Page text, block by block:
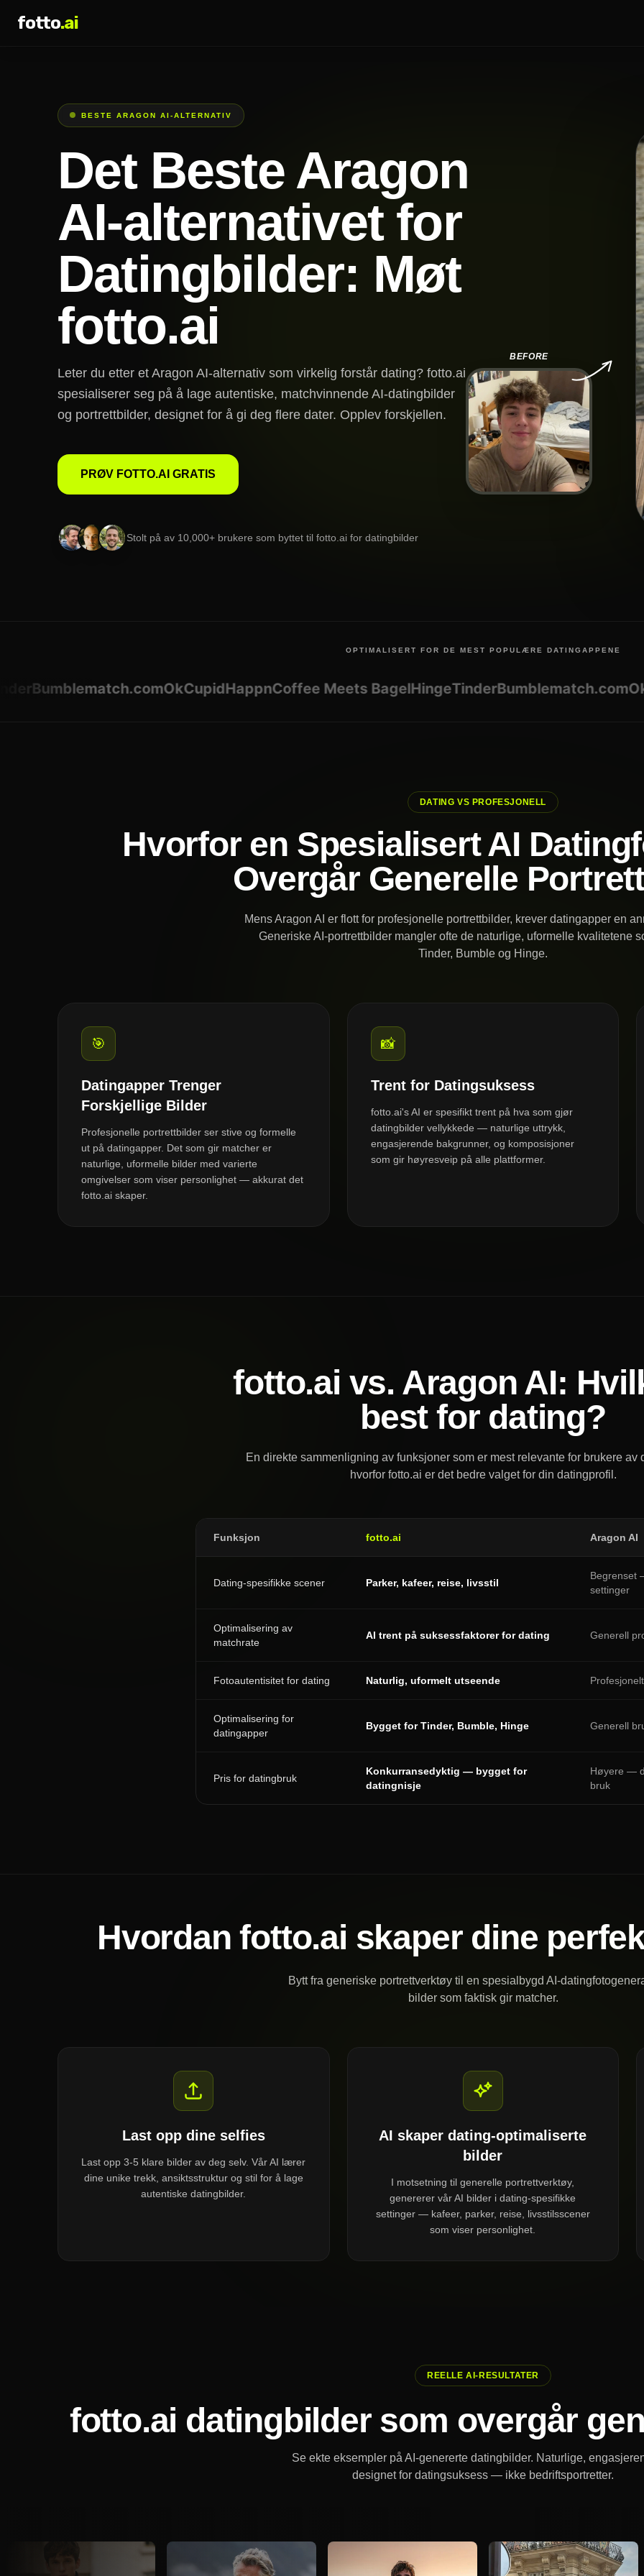
fotto.ai
BESTE ARAGON AI-ALTERNATIV
Det Beste Aragon
AI-alternativet for
Datingbilder: Møt
fotto.ai
Leter du etter et Aragon AI-alternativ som virkelig forstår dating? fotto.ai
spesialiserer seg på å lage autentiske, matchvinnende AI-datingbilder
og portrettbilder, designet for å gi deg flere dater. Opplev forskjellen.
PRØV FOTTO.AI GRATIS
Stolt på av 10,000+ brukere som byttet til fotto.ai for datingbilder
BEFORE
OPTIMALISERT FOR DE MEST POPULÆRE DATINGAPPENE
Bumblematch.comOkCupidHappnCoffee Meets BagelHingeTinderBumblematch.com
DATING VS PROFESJONELL
Hvorfor en Spesialisert AI
Overgår Generelle
Mens Aragon AI er flott for profesjonelle portrettbilder, krever datingapper en
Generiske AI-portrettbilder mangler ofte de naturlige, uformelle kvalitetene
Tinder, Bumble og Hinge.
🎯
Datingapper Trenger
Forskjellige Bilder
Profesjonelle portrettbilder ser stive og formelle
ut på datingapper. Det som gir matcher er
naturlige, uformelle bilder med varierte
omgivelser som viser personlighet — akkurat det
fotto.ai skaper.
📸
Trent for Datingsuksess
fotto.ai's AI er spesifikt trent på hva som gjør
datingbilder vellykkede — naturlige uttrykk,
engasjerende bakgrunner, og komposisjoner
som gir høyresveip på alle plattformer.
fotto.ai vs. Aragon AI:
best for dating?
En direkte sammenligning av funksjoner som er mest relevante for brukere av
hvorfor fotto.ai er det bedre valget for din datingprofil.
Funksjon fotto.ai Aragon AI
Dating-spesifikke scener Parker, kafeer, reise, livsstil
Begrenset
settinger
Optimalisering av
matchrate
AI trent på suksessfaktorer for dating Generell
Fotoautentisitet for dating Naturlig, uformelt utseende
Optimalisering for
datingapper
Bygget for Tinder, Bumble, Hinge Generell
Pris for datingbruk
Konkurransedyktig — bygget for
datingnisje
Høyere —
bruk
Hvordan fotto.ai skaper dine
Bytt fra generiske portrettverktøy til en spesialbygd AI-
bilder som faktisk gir matcher.
Last opp dine selfies
Last opp 3-5 klare bilder av deg selv. Vår AI lærer
dine unike trekk, ansiktsstruktur og stil for å lage
autentiske datingbilder.
AI skaper dating-optimaliserte
bilder
I motsetning til generelle portrettverktøy,
genererer vår AI bilder i dating-spesifikke
settinger — kafeer, parker, reise, livsstilsscener
som viser personlighet.
REELLE AI-RESULTATER
fotto.ai datingbilder som overgår
Se ekte eksempler på AI-genererte datingbilder. Naturlige,
designet for datingsuksess — ikke bedriftsportretter.